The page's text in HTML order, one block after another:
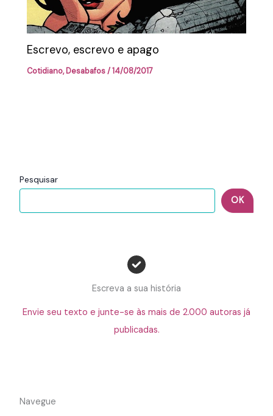
Pesquisar
OK
Escreva a sua história
Envie seu texto e junte-se às mais de 2.000 autoras já
publicadas.
Navegue
Escrevo, escrevo e apago
Cotidiano,Desabafos/14/08/2017